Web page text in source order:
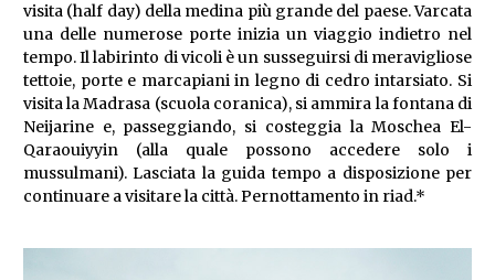
visita (half day) della medina più grande del paese. Varcata
una delle numerose porte inizia un viaggio indietro nel
tempo. Il labirinto di vicoli è un susseguirsi di meravigliose
tettoie, porte e marcapiani in legno di cedro intarsiato. Si
visita la Madrasa (scuola coranica), si ammira la fontana di
Neijarine e, passeggiando, si costeggia la Moschea El-
Qaraouiyyin (alla quale possono accedere solo i
mussulmani). Lasciata la guida tempo a disposizione per
continuare a visitare la città. Pernottamento in riad.*